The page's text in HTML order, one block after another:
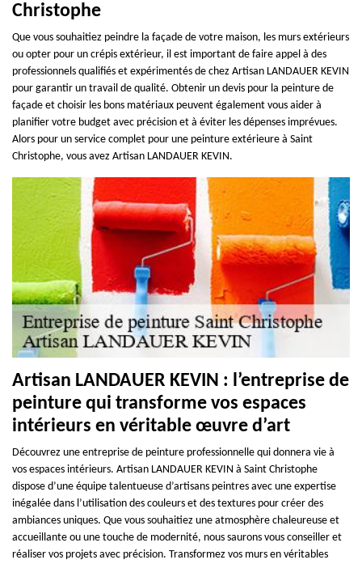
Christophe
Que vous souhaitiez peindre la façade de votre maison, les murs extérieurs
ou opter pour un crépis extérieur, il est important de faire appel à des
professionnels qualifiés et expérimentés de chez Artisan LANDAUER KEVIN
pour garantir un travail de qualité. Obtenir un devis pour la peinture de
façade et choisir les bons matériaux peuvent également vous aider à
planifier votre budget avec précision et à éviter les dépenses imprévues.
Alors pour un service complet pour une peinture extérieure à Saint
Christophe, vous avez Artisan LANDAUER KEVIN.
Artisan LANDAUER KEVIN : l’entreprise de
peinture qui transforme vos espaces
intérieurs en véritable œuvre d’art
Découvrez une entreprise de peinture professionnelle qui donnera vie à
vos espaces intérieurs. Artisan LANDAUER KEVIN à Saint Christophe
dispose d’une équipe talentueuse d’artisans peintres avec une expertise
inégalée dans l’utilisation des couleurs et des textures pour créer des
ambiances uniques. Que vous souhaitiez une atmosphère chaleureuse et
accueillante ou une touche de modernité, nous saurons vous conseiller et
réaliser vos projets avec précision. Transformez vos murs en véritables